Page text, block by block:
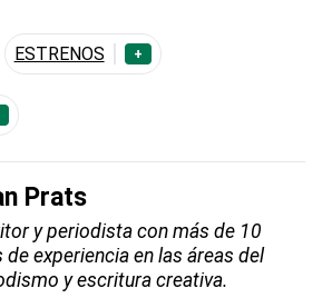
ESTRENOS +
Prats
y periodista con más de 10
de experiencia en las áreas del
y escritura creativa.